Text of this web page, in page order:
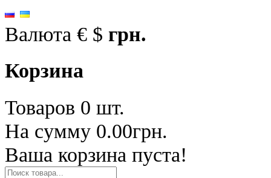
Валюта € $ грн.
Корзина
Товаров 0 шт.
На сумму 0.00грн.
Ваша корзина пуста!